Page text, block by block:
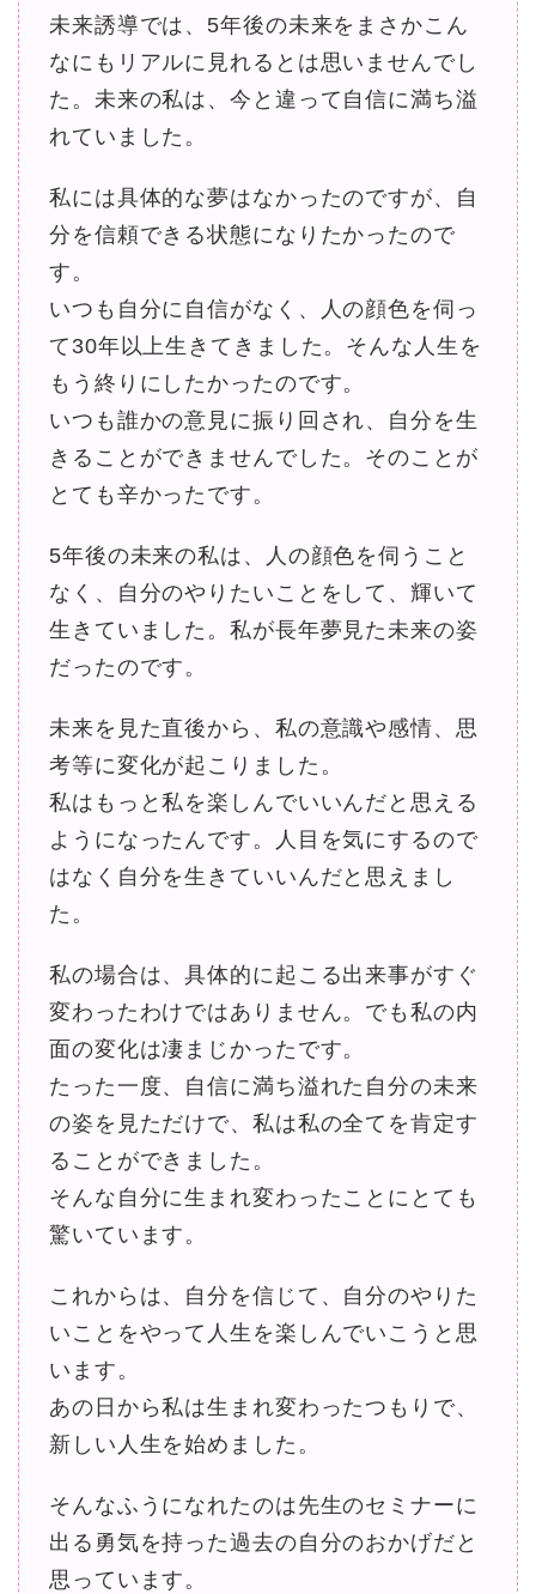
未来誘導では、5年後の未来をまさかこん
なにもリアルに見れるとは思いませんでし
た。未来の私は、今と違って自信に満ち溢
れていました。
私には具体的な夢はなかったのですが、自
分を信頼できる状態になりたかったので
す。
いつも自分に自信がなく、人の顔色を伺っ
て30年以上生きてきました。そんな人生を
もう終りにしたかったのです。
いつも誰かの意見に振り回され、自分を生
きることができませんでした。そのことが
とても辛かったです。
5年後の未来の私は、人の顔色を伺うこと
なく、自分のやりたいことをして、輝いて
生きていました。私が長年夢見た未来の姿
だったのです。
未来を見た直後から、私の意識や感情、思
考等に変化が起こりました。
私はもっと私を楽しんでいいんだと思える
ようになったんです。人目を気にするので
はなく自分を生きていいんだと思えまし
た。
私の場合は、具体的に起こる出来事がすぐ
変わったわけではありません。でも私の内
面の変化は凄まじかったです。
たった一度、自信に満ち溢れた自分の未来
の姿を見ただけで、私は私の全てを肯定す
ることができました。
そんな自分に生まれ変わったことにとても
驚いています。
これからは、自分を信じて、自分のやりた
いことをやって人生を楽しんでいこうと思
います。
あの日から私は生まれ変わったつもりで、
新しい人生を始めました。
そんなふうになれたのは先生のセミナーに
出る勇気を持った過去の自分のおかげだと
思っています。